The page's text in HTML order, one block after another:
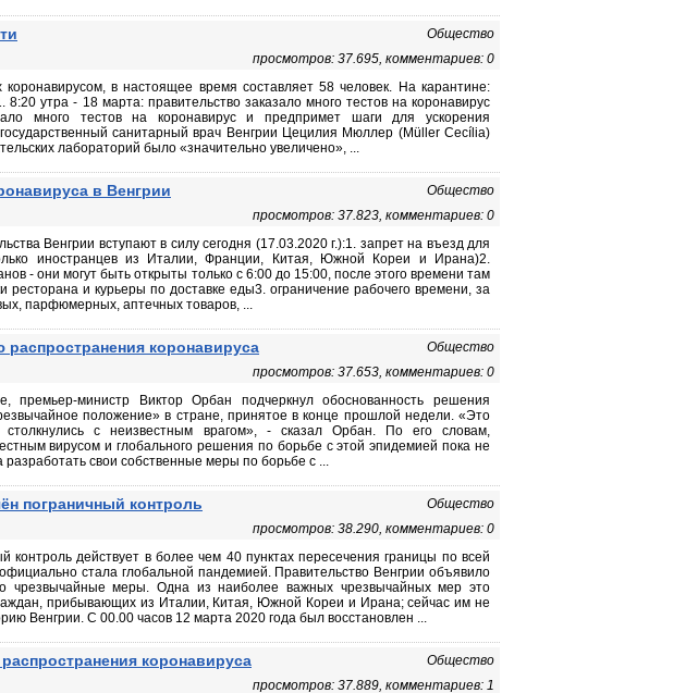
Общество
просмотров: 37.695, комментариев: 0
в настоящее время составляет 58 человек. На карантине:
утра - 18 марта: правительство заказало много тестов на коронавирус
много тестов на коронавирус и предпримет шаги для ускорения
санитарный врач Венгрии Цецилия Мюллер (Müller Cecília)
лабораторий было «значительно увеличено», ...
в Венгрии
Общество
просмотров: 37.823, комментариев: 0
Венгрии вступают в силу сегодня (17.03.2020 г.):1. запрет на въезд для
иностранцев из Италии, Франции, Китая, Южной Кореи и Ирана)2.
- они могут быть открыты только с 6:00 до 15:00, после этого времени там
ресторана и курьеры по доставке еды3. ограничение рабочего времени, за
парфюмерных, аптечных товаров, ...
коронавируса
Общество
просмотров: 37.653, комментариев: 0
премьер-министр Виктор Орбан подчеркнул обоснованность решения
положение» в стране, принятое в конце прошлой недели. «Это
столкнулись с неизвестным врагом», - сказал Орбан. По его словам,
вирусом и глобального решения по борьбе с этой эпидемией пока не
свои собственные меры по борьбе с ...
пограничный контроль
Общество
просмотров: 38.290, комментариев: 0
контроль действует в более чем 40 пунктах пересечения границы по всей
стала глобальной пандемией. Правительство Венгрии объявило
чрезвычайные меры. Одна из наиболее важных чрезвычайных мер это
прибывающих из Италии, Китая, Южной Кореи и Ирана; сейчас им не
Венгрии. С 00.00 часов 12 марта 2020 года был восстановлен ...
коронавируса
Общество
просмотров: 37.889, комментариев: 1